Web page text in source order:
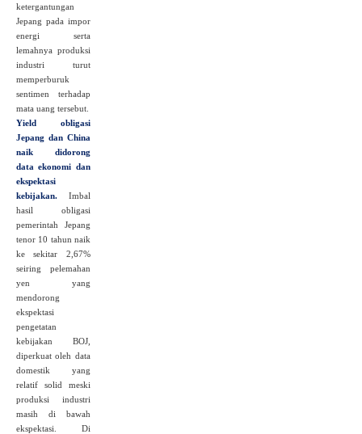
ketergantungan
Jepang pada impor
energi serta
lemahnya produksi
industri turut
memperburuk
sentimen terhadap
mata uang tersebut.
Yield obligasi
Jepang dan China
naik didorong
data ekonomi dan
ekspektasi
kebijakan. Imbal
hasil obligasi
pemerintah Jepang
tenor 10 tahun naik
ke sekitar 2,67%
seiring pelemahan
yen yang
mendorong
ekspektasi
pengetatan
kebijakan BOJ,
diperkuat oleh data
domestik yang
relatif solid meski
produksi industri
masih di bawah
ekspektasi. Di